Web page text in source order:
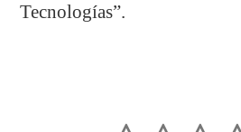
Tecnologías”.